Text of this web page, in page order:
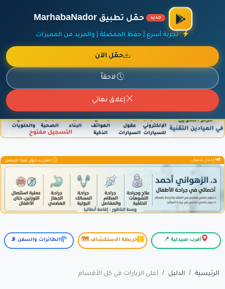
الراعي الرسمي لمنصة مرحباناظور،
أضف نشاطك مجاناً| آخر الإضافات|
جديد حمّل تطبيق MarhabaNador
تجربة أسرع | حفظ المفضلة | والمزيد من المميزات
حمّل الآن
لاحقاً
إغلاق نهائي
المزيد حول هذا الإعلان
إعلان ممول المزيد حول هذا الإعلان
أقرب صيدلية 📍 خريطة الاستكشاف 🗺️ الطائرات والسفن 📡
الرئيسية الدليل أعلى الزيارات في كل الأقسام